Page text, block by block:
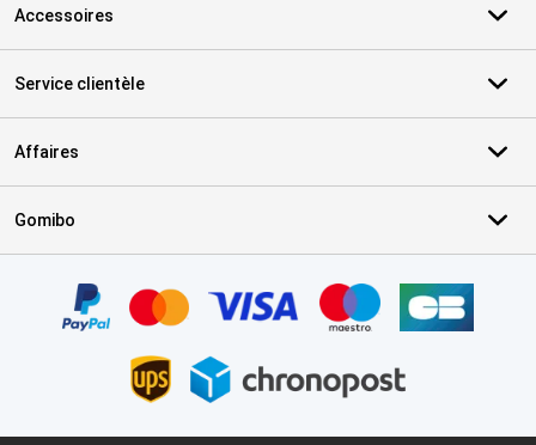
Accessoires
Service clientèle
Affaires
Gomibo